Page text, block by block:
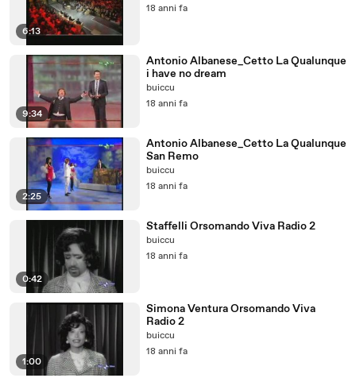
6:13
18 anni fa
9:34
Antonio Albanese_Cetto La Qualunque
i have no dream
buiccu
18 anni fa
2:25
Antonio Albanese_Cetto La Qualunque
San Remo
buiccu
18 anni fa
0:42
Staffelli Orsomando Viva Radio 2
buiccu
18 anni fa
1:00
Simona Ventura Orsomando Viva
Radio 2
buiccu
18 anni fa